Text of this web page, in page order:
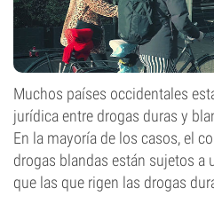
Muchos países occidentales
jurídica entre drogas duras y
En la mayoría de los casos, el
drogas blandas están sujetos a
que las que rigen las drogas